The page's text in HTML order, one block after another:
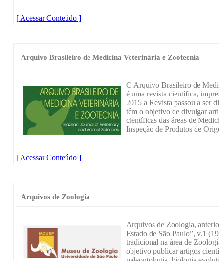
[ Acessar Conteúdo ]
Arquivo Brasileiro de Medicina Veterinária e Zootecnia
O Arquivo Brasileiro de
é uma revista científica,
2015 a Revista passou a ser
têm o objetivo de divulgar
científicas das áreas de
Inspeção de Produtos de
[ Acessar Conteúdo ]
Arquivos de Zoologia
Arquivos de Zoologia,
Estado de São Paulo”, v.1
tradicional na área de
objetivo publicar artigos